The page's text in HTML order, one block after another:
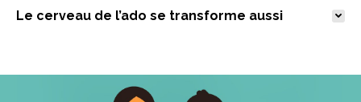
Le cerveau de l’ado se transforme aussi